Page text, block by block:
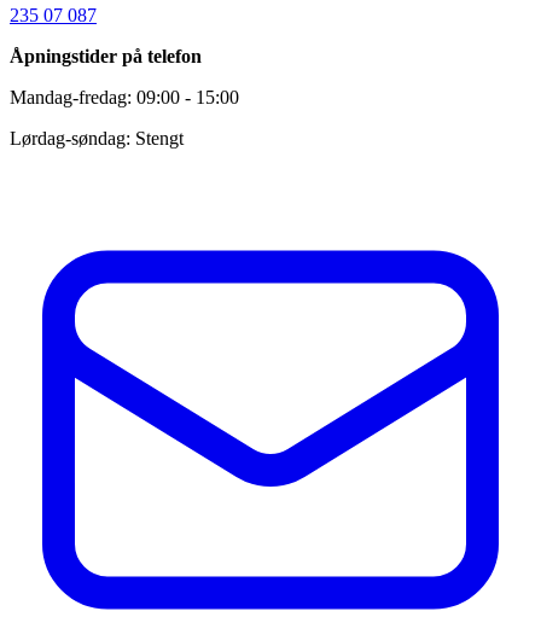
235 07 087
Åpningstider på telefon
Mandag-fredag: 09:00 - 15:00
Lørdag-søndag: Stengt